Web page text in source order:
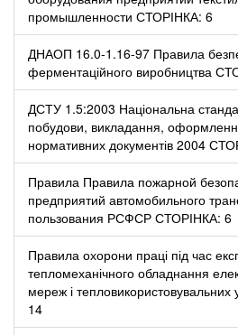
промышленности СТОРІНКА: 6
ДНАОП 16.0-1.16-97 Правила
ферментаційного виробництва
ДСТУ 1.5:2003 Національна
побудови, викладання,
нормативних документів 2004
Правила Правила пожарной
предприятий автомобильного
пользования РСФСР СТОРІНКА: 6
Правила охорони праці під час
тепломеханічного обладнання
мереж і
14